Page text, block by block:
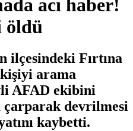
acı haber!
öldü
ilçesindeki Fırtına
arama
AFAD ekibini
çarparak devrilmesi
kaybetti.